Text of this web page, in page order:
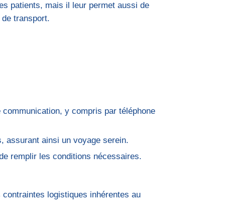
patients, mais il leur permet aussi de
transport.
y compris par téléphone
assurant ainsi un voyage serein.
remplir les conditions nécessaires.
logistiques inhérentes au